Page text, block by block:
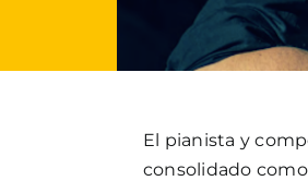
El pianista y
consolidado